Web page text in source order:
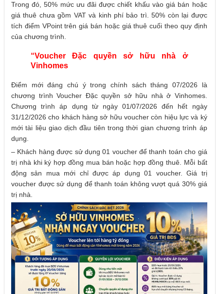
Trong đó, 50% mức ưu đãi được chiết khấu vào giá bán hoặc
giá thuê chưa gồm VAT và kinh phí bảo trì. 50% còn lại được
tích điểm VPoint trên giá bán hoặc giá thuê cuối theo quy định
của chương trình.
“Voucher Đặc quyền sở hữu nhà ở
Vinhomes
Điểm mới đáng chú ý trong chính sách tháng 07/2026 là
chương trình Voucher Đặc quyền sở hữu nhà ở Vinhomes.
Chương trình áp dụng từ ngày 01/07/2026 đến hết ngày
31/12/2026 cho khách hàng sở hữu voucher còn hiệu lực và ký
mới tài liệu giao dịch đầu tiên trong thời gian chương trình áp
dụng.
– Khách hàng được sử dụng 01 voucher để thanh toán cho giá
trị nhà khi ký hợp đồng mua bán hoặc hợp đồng thuê. Mỗi bất
động sản mua mới chỉ được áp dụng 01 voucher. Giá trị
voucher được sử dụng để thanh toán không vượt quá 30% giá
trị nhà.